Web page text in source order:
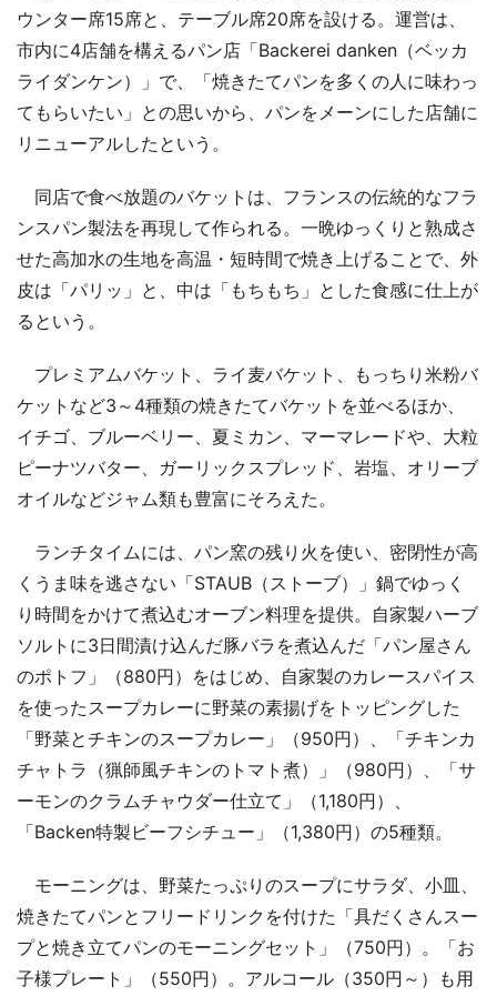
ウンター席15席と、テーブル席20席を設ける。運営は、
市内に4店舗を構えるパン店「Backerei danken（ベッカ
ライダンケン）」で、「焼きたてパンを多くの人に味わっ
てもらいたい」との思いから、パンをメーンにした店舗に
リニューアルしたという。
同店で食べ放題のバケットは、フランスの伝統的なフラ
ンスパン製法を再現して作られる。一晩ゆっくりと熟成さ
せた高加水の生地を高温・短時間で焼き上げることで、外
皮は「パリッ」と、中は「もちもち」とした食感に仕上が
るという。
プレミアムバケット、ライ麦バケット、もっちり米粉バ
ケットなど3～4種類の焼きたてバケットを並べるほか、
イチゴ、ブルーベリー、夏ミカン、マーマレードや、大粒
ピーナツバター、ガーリックスプレッド、岩塩、オリーブ
オイルなどジャム類も豊富にそろえた。
ランチタイムには、パン窯の残り火を使い、密閉性が高
くうま味を逃さない「STAUB（ストーブ）」鍋でゆっく
り時間をかけて煮込むオーブン料理を提供。自家製ハーブ
ソルトに3日間漬け込んだ豚バラを煮込んだ「パン屋さん
のポトフ」（880円）をはじめ、自家製のカレースパイス
を使ったスープカレーに野菜の素揚げをトッピングした
「野菜とチキンのスープカレー」（950円）、「チキンカ
チャトラ（猟師風チキンのトマト煮）」（980円）、「サ
ーモンのクラムチャウダー仕立て」（1,180円）、
「Backen特製ビーフシチュー」（1,380円）の5種類。
モーニングは、野菜たっぷりのスープにサラダ、小皿、
焼きたてパンとフリードリンクを付けた「具だくさんスー
プと焼き立てパンのモーニングセット」（750円）。「お
子様プレート」（550円）。アルコール（350円～）も用